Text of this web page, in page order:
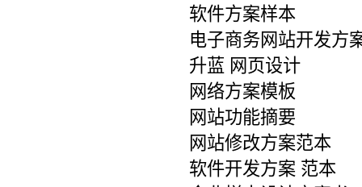
软件方案样本
电子商务网站开发方
升蓝 网页设计
网络方案模板
网站功能摘要
网站修改方案范本
软件开发方案 范本